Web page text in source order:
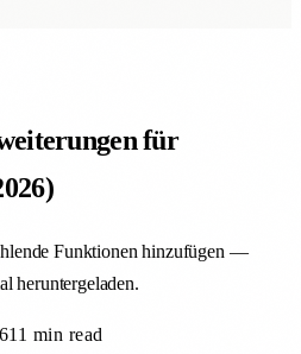
für
Funktionen hinzufügen —
heruntergeladen.
11 min read